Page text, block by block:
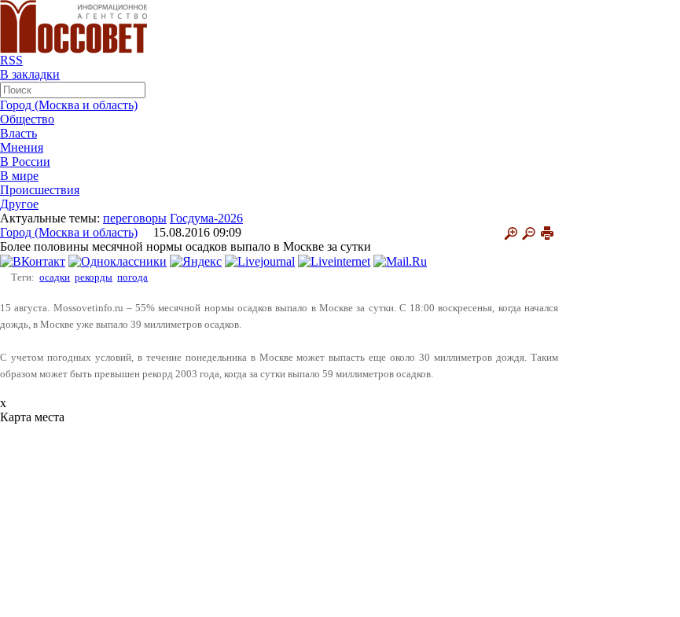
RSS
В закладки
Город (Москва и область)
Общество
Власть
Мнения
В России
В мире
Происшествия
Другое
Актуальные темы: переговоры Госдума-2026
Город (Москва и область) 15.08.2016 09:09
Более половины месячной нормы осадков выпало в Москве за сутки
Теги: осадки рекорды погода
15 августа. Mossovetinfo.ru – 55% месячной нормы осадков выпало в Москве за сутки. С 18:00 воскресенья, когда начался
дождь, в Москве уже выпало 39 миллиметров осадков.
С учетом погодных условий, в течение понедельника в Москве может выпасть еще около 30 миллиметров дождя. Таким
образом может быть превышен рекорд 2003 года, когда за сутки выпало 59 миллиметров осадков.
x
Карта места